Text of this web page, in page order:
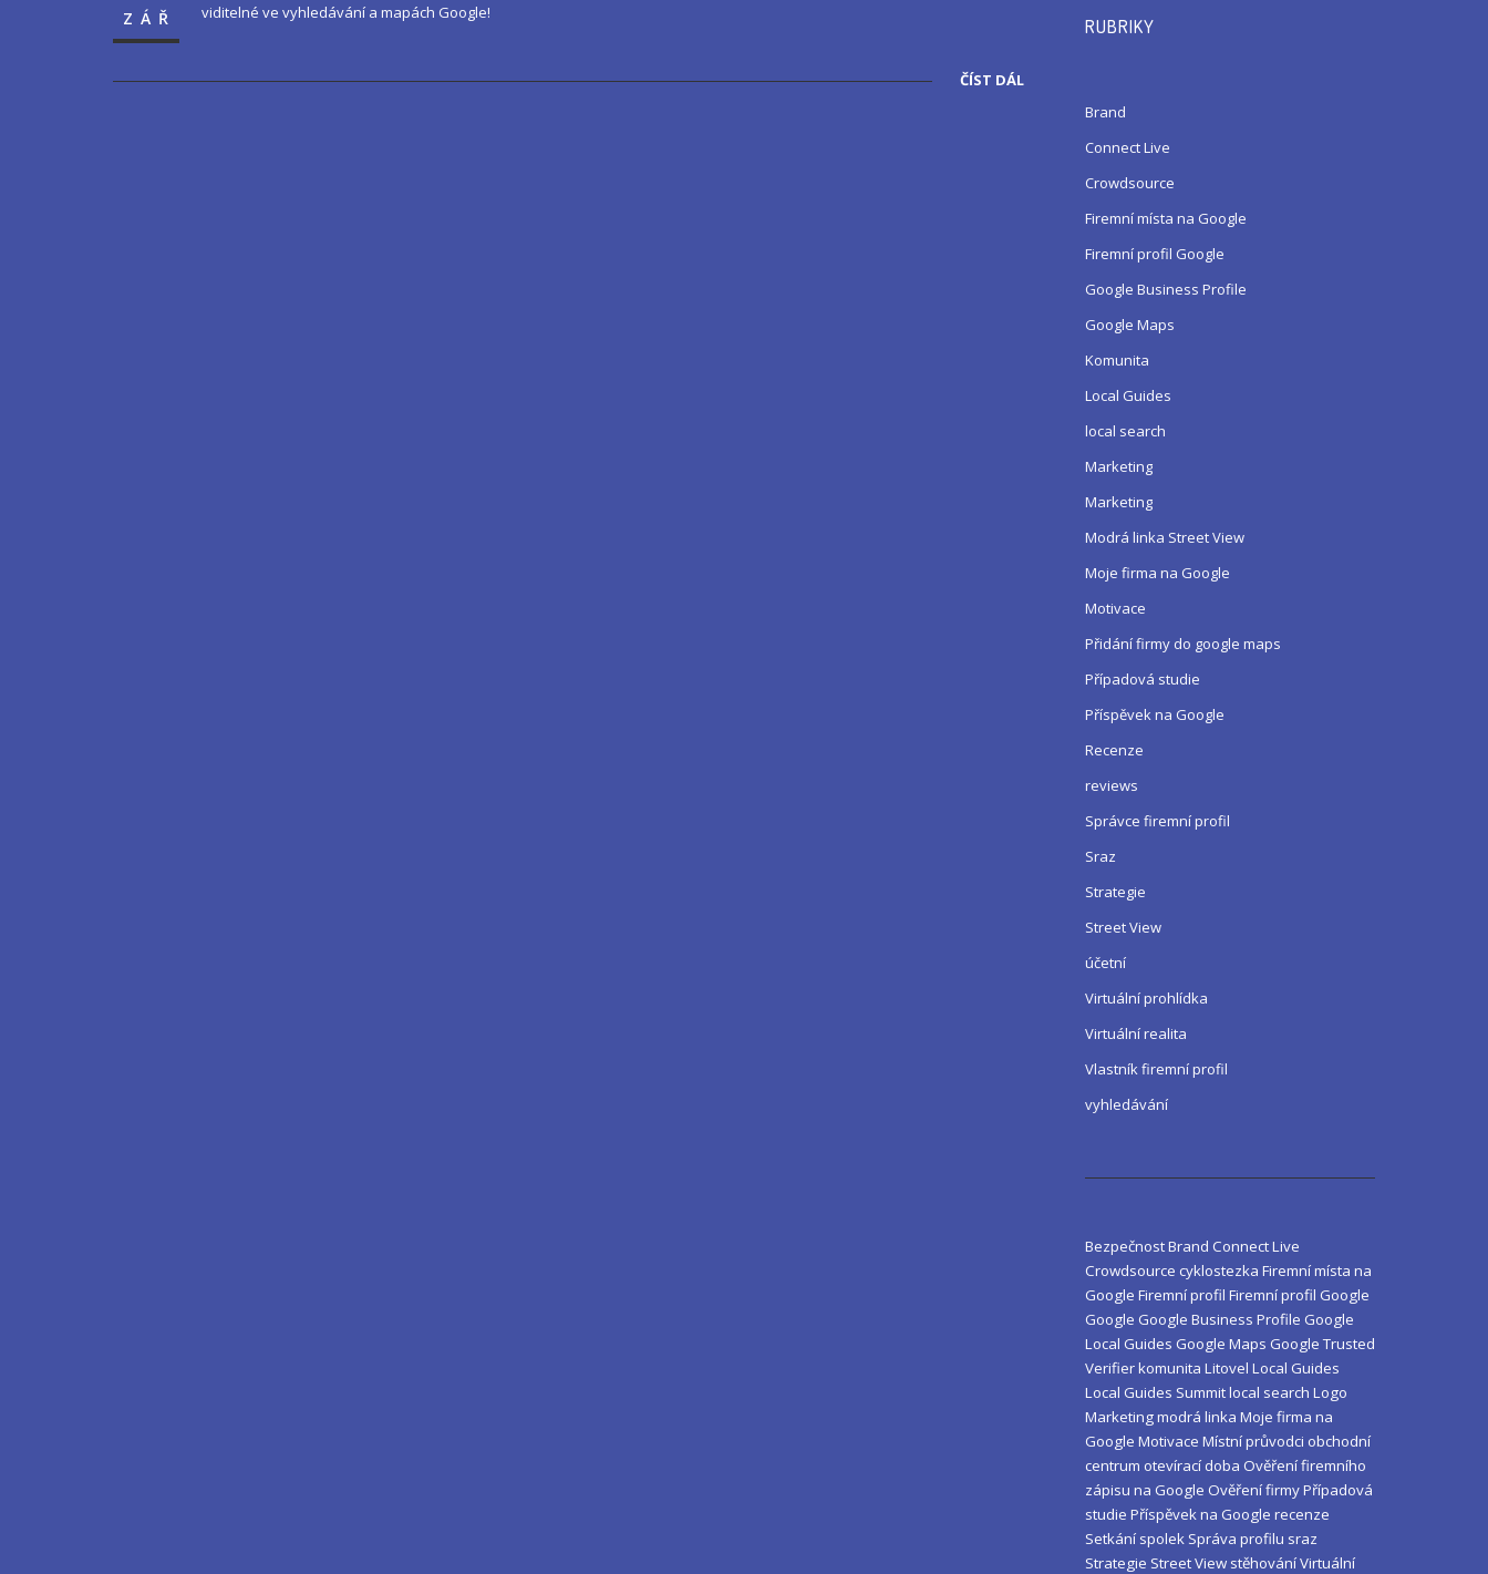
ZÁŘ
viditelné ve vyhledávání a mapách Google!
ČÍST DÁL
RUBRIKY
Brand
Connect Live
Crowdsource
Firemní místa na Google
Firemní profil Google
Google Business Profile
Google Maps
Komunita
Local Guides
local search
Marketing
Marketing
Modrá linka Street View
Moje firma na Google
Motivace
Přidání firmy do google maps
Případová studie
Příspěvek na Google
Recenze
reviews
Správce firemní profil
Sraz
Strategie
Street View
účetní
Virtuální prohlídka
Virtuální realita
Vlastník firemní profil
vyhledávání
BezpečnostBrand Connect Live
Crowdsource cyklostezka Firemní místa na
Google Firemní profil Firemní profil Google
Google Google Business Profile Google
Local Guides Google Maps Google Trusted
Verifierkomunita Litovel Local Guides
Local Guides Summitlocal search Logo
Marketingmodrá linka Moje firma na
Google Motivace Místní průvodci obchodní
centrum otevírací doba Ověření firemního
zápisu na Google Ověření firmyPřípadová
studie Příspěvek na Google recenze
Setkání spolek Správa profilu sraz
Strategie Street View stěhováníVirtuální